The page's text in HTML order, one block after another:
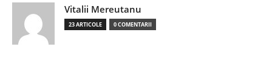
Vitalii Mereutanu
23 ARTICOLE 0 COMENTARII